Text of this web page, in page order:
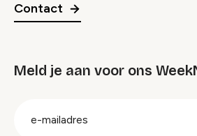
Contact
Meld je aan voor ons